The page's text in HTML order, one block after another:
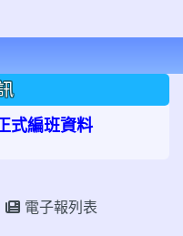
式編班資料
電子報列表